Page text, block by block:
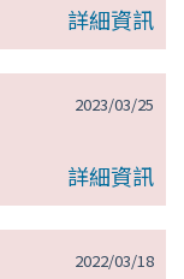
詳細資訊
2023/03/25
詳細資訊
2022/03/18